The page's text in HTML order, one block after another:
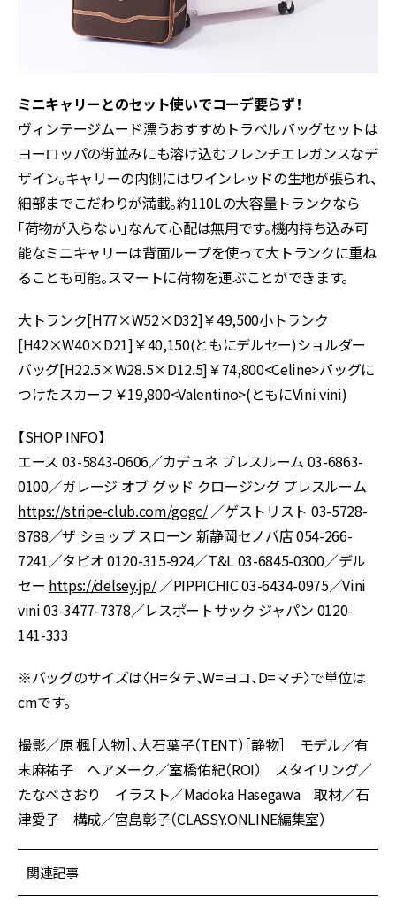
ミニキャリーとのセット使いでコーデ要らず！
ヴィンテージムード漂うおすすめトラベルバッグセットは
ヨーロッパの街並みにも溶け込むフレンチエレガンスなデ
ザイン。キャリーの内側にはワインレッドの生地が張られ、
細部までこだわりが満載。約110Lの大容量トランクなら
「荷物が入らない」なんて心配は無用です。機内持ち込み可
能なミニキャリーは背面ループを使って大トランクに重ね
ることも可能。スマートに荷物を運ぶことができます。
大トランク[H77×W52×D32]￥49,500小トランク
[H42×W40×D21]￥40,150(ともにデルセー)ショルダー
バッグ[H22.5×W28.5×D12.5]￥74,800<Celine>バッグに
つけたスカーフ￥19,800<Valentino>(ともにVini vini)
【SHOP INFO】
エース 03-5843-0606／カデュネ プレスルーム 03-6863-
0100／ガレージ オブ グッド クロージング プレスルーム
https://stripe-club.com/gogc/／ゲストリスト 03-5728-
8788／ザ ショップ スローン 新静岡セノバ店 054-266-
7241／タビオ 0120-315-924／T&L 03-6845-0300／デル
セー https://delsey.jp/／PIPPICHIC 03-6434-0975／Vini
vini 03-3477-7378／レスポートサック ジャパン 0120-
141-333
※バッグのサイズは〈H=タテ、W=ヨコ、D=マチ〉で単位は
cmです。
撮影／原 楓［人物］、大石葉子（TENT）［静物］ モデル／有
末麻祐子 ヘアメーク／室橋佑紀（ROI） スタイリング／
たなべさおり イラスト／Madoka Hasegawa 取材／石
津愛子 構成／宮島彰子（CLASSY.ONLINE編集室）
関連記事